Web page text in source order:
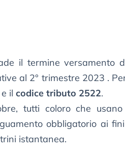
il termine versamento
al 2° trimestre 2023 .
e il codice tributo 2522.
tutti coloro che
obbligatorio ai
istantanea.